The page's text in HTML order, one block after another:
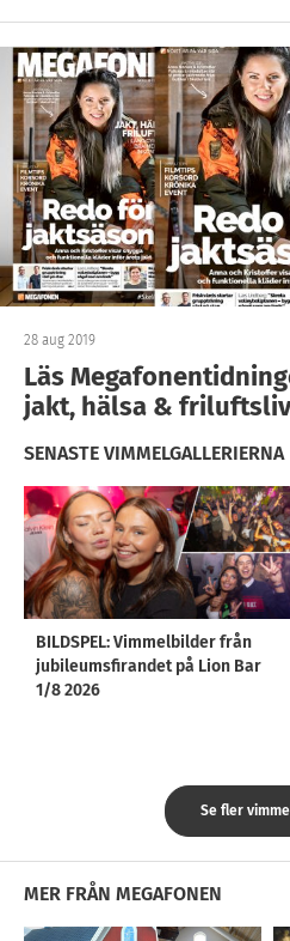
28 aug 2019
Läs
jakt, hälsa & friluftsliv
SENASTE VIMMELGALLERIERNA
BILDSPEL: Vimmelbilder från
jubileumsfirandet på Lion Bar
1/8 2026
Se fler
MER FRÅN MEGAFONEN